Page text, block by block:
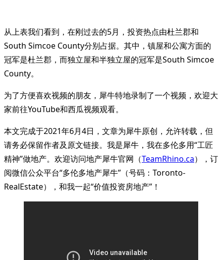
从上表我们看到，在刚过去的5月，投资热点由杜兰郡和
South Simcoe County分别占据。其中，镇屋和公寓方面的
冠军是杜兰郡，而独立屋和半独立屋的冠军是South Simcoe
County。
为了方便喜欢视频的朋友，犀牛特地录制了一个视频，欢迎大
家前往YouTube和西瓜视频观看。
本文完成于2021年6月4日，文章为犀牛原创，允许转载，但
请务必保留作者及原文链接。我是犀牛，我在多伦多用“工匠
精神”做地产。欢迎访问地产犀牛官网（TeamRhino.ca），订
阅微信公众平台“多伦多地产犀牛”（号码：Toronto-
RealEstate），和我一起“价值投资房地产”！